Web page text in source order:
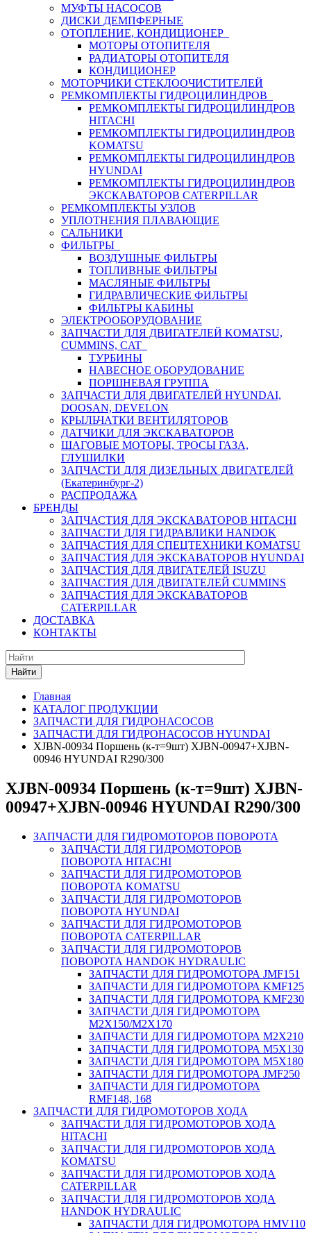
МУФТЫ НАСОСОВ
ДИСКИ ДЕМПФЕРНЫЕ
ОТОПЛЕНИЕ, КОНДИЦИОНЕР
МОТОРЫ ОТОПИТЕЛЯ
РАДИАТОРЫ ОТОПИТЕЛЯ
КОНДИЦИОНЕР
МОТОРЧИКИ СТЕКЛООЧИСТИТЕЛЕЙ
РЕМКОМПЛЕКТЫ ГИДРОЦИЛИНДРОВ
РЕМКОМПЛЕКТЫ ГИДРОЦИЛИНДРОВ
HITACHI
РЕМКОМПЛЕКТЫ ГИДРОЦИЛИНДРОВ
KOMATSU
РЕМКОМПЛЕКТЫ ГИДРОЦИЛИНДРОВ
HYUNDAI
РЕМКОМПЛЕКТЫ ГИДРОЦИЛИНДРОВ
ЭКСКАВАТОРОВ CATERPILLAR
РЕМКОМПЛЕКТЫ УЗЛОВ
УПЛОТНЕНИЯ ПЛАВАЮЩИЕ
САЛЬНИКИ
ФИЛЬТРЫ
ВОЗДУШНЫЕ ФИЛЬТРЫ
ТОПЛИВНЫЕ ФИЛЬТРЫ
МАСЛЯНЫЕ ФИЛЬТРЫ
ГИДРАВЛИЧЕСКИЕ ФИЛЬТРЫ
ФИЛЬТРЫ КАБИНЫ
ЭЛЕКТРООБОРУДОВАНИЕ
ЗАПЧАСТИ ДЛЯ ДВИГАТЕЛЕЙ KOMATSU,
CUMMINS, CAT
ТУРБИНЫ
НАВЕСНОЕ ОБОРУДОВАНИЕ
ПОРШНЕВАЯ ГРУППА
ЗАПЧАСТИ ДЛЯ ДВИГАТЕЛЕЙ HYUNDAI,
DOOSAN, DEVELON
КРЫЛЬЧАТКИ ВЕНТИЛЯТОРОВ
ДАТЧИКИ ДЛЯ ЭКСКАВАТОРОВ
ШАГОВЫЕ МОТОРЫ, ТРОСЫ ГАЗА,
ГЛУШИЛКИ
ЗАПЧАСТИ ДЛЯ ДИЗЕЛЬНЫХ ДВИГАТЕЛЕЙ
(Екатеринбург-2)
РАСПРОДАЖА
БРЕНДЫ
ЗАПЧАСТИЯ ДЛЯ ЭКСКАВАТОРОВ HITACHI
ЗАПЧАСТИ ДЛЯ ГИДРАВЛИКИ HANDOK
ЗАПЧАСТИЯ ДЛЯ СПЕЦТЕХНИКИ KOMATSU
ЗАПЧАСТИЯ ДЛЯ ЭКСКАВАТОРОВ HYUNDAI
ЗАПЧАСТИЯ ДЛЯ ДВИГАТЕЛЕЙ ISUZU
ЗАПЧАСТИЯ ДЛЯ ДВИГАТЕЛЕЙ CUMMINS
ЗАПЧАСТИЯ ДЛЯ ЭКСКАВАТОРОВ
CATERPILLAR
ДОСТАВКА
КОНТАКТЫ
Найти
Главная
КАТАЛОГ ПРОДУКЦИИ
ЗАПЧАСТИ ДЛЯ ГИДРОНАСОСОВ
ЗАПЧАСТИ ДЛЯ ГИДРОНАСОСОВ HYUNDAI
XJBN-00934 Поршень (к-т=9шт) XJBN-00947+XJBN-
00946 HYUNDAI R290/300
XJBN-00934 Поршень (к-т=9шт) XJBN-
00947+XJBN-00946 HYUNDAI R290/300
ЗАПЧАСТИ ДЛЯ ГИДРОМОТОРОВ ПОВОРОТА
ЗАПЧАСТИ ДЛЯ ГИДРОМОТОРОВ
ПОВОРОТА HITACHI
ЗАПЧАСТИ ДЛЯ ГИДРОМОТОРОВ
ПОВОРОТА KOMATSU
ЗАПЧАСТИ ДЛЯ ГИДРОМОТОРОВ
ПОВОРОТА HYUNDAI
ЗАПЧАСТИ ДЛЯ ГИДРОМОТОРОВ
ПОВОРОТА CATERPILLAR
ЗАПЧАСТИ ДЛЯ ГИДРОМОТОРОВ
ПОВОРОТА HANDOK HYDRAULIC
ЗАПЧАСТИ ДЛЯ ГИДРОМОТОРА JMF151
ЗАПЧАСТИ ДЛЯ ГИДРОМОТОРА KMF125
ЗАПЧАСТИ ДЛЯ ГИДРОМОТОРА KMF230
ЗАПЧАСТИ ДЛЯ ГИДРОМОТОРА
M2X150/M2X170
ЗАПЧАСТИ ДЛЯ ГИДРОМОТОРА M2X210
ЗАПЧАСТИ ДЛЯ ГИДРОМОТОРА M5X130
ЗАПЧАСТИ ДЛЯ ГИДРОМОТОРА M5X180
ЗАПЧАСТИ ДЛЯ ГИДРОМОТОРА JMF250
ЗАПЧАСТИ ДЛЯ ГИДРОМОТОРА
RMF148, 168
ЗАПЧАСТИ ДЛЯ ГИДРОМОТОРОВ ХОДА
ЗАПЧАСТИ ДЛЯ ГИДРОМОТОРОВ ХОДА
HITACHI
ЗАПЧАСТИ ДЛЯ ГИДРОМОТОРОВ ХОДА
KOMATSU
ЗАПЧАСТИ ДЛЯ ГИДРОМОТОРОВ ХОДА
CATERPILLAR
ЗАПЧАСТИ ДЛЯ ГИДРОМОТОРОВ ХОДА
HANDOK HYDRAULIC
ЗАПЧАСТИ ДЛЯ ГИДРОМОТОРА HMV110